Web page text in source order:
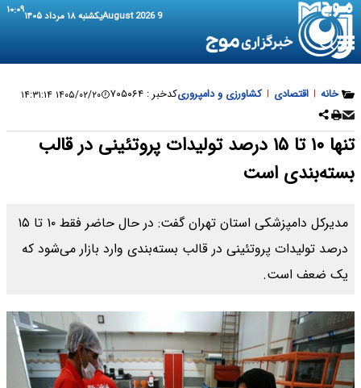
9 August 2026 یکشنبه ۱۸ مرداد ۱۴۰۵ ۱۰:۰۹
خانه | اقتصادی | کشاورزی و دامپروریکدخبر : ۷۰۵۰۶۴ ۱۴۰۵/۰۲/۲۰ ۱۴:۳۱:۱۴
تنها ۱۰ تا ۱۵ درصد تولیدات پروتئینی در قالب
بسته‌بندی است
مدیرکل دامپزشکی استان تهران گفت: در حال حاضر فقط ۱۰ تا ۱۵
درصد تولیدات پروتئینی در قالب بسته‌بندی وارد بازار می‌شود که
یک ضعف است.